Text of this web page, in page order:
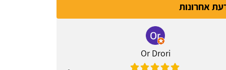
אחרונות
Or Drori